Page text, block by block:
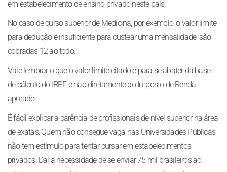
em estabelecimento de ensino privado neste país.
No caso de curso superior de Medicina, por exemplo, o valor limite
para dedução é insuficiente para custear uma mensalidade; são
cobradas 12 ao todo.
Vale lembrar o que o valor limite citado é para se abater da base
de cálculo do IRPF e não diretamente do Imposto de Renda
apurado.
É fácil explicar a carência de profissionais de nível superior na área
de exatas: Quem não consegue vaga nas Universidades Públicas
não tem estímulo para tentar cursar em estabelecimentos
privados. Daí a necessidade de se enviar 75 mil brasileiros ao